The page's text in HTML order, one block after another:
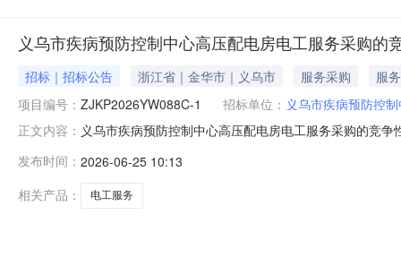
义乌市疾病预防控制中心高压配电房电工服务采购的
招标｜招标公告 浙江省｜金华市｜义乌市 服务采购
服务
项目编号： ZJKP2026YW088C-1 招标单位： 义乌市疾病预防控
正文内容： 义乌市疾病预防控制中心高压配电房电工服务采购的竞
病预防控制中心高压配电房电工服务采购3.采购需求：
目要求》二、供应商的资
发布时间： 2026-06-25 10:13
相关产品：
电工服务